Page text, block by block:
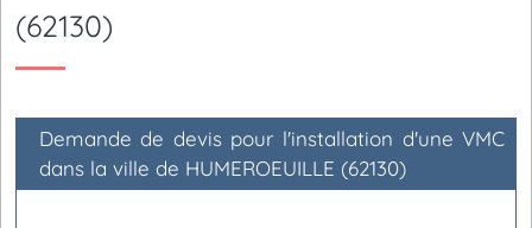
(62130)
Demande de devis pour l'installation d'une VMC
dans la ville de HUMEROEUILLE (62130)